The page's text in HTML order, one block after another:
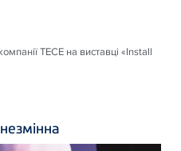
ТЕСЕ на виставці «Install